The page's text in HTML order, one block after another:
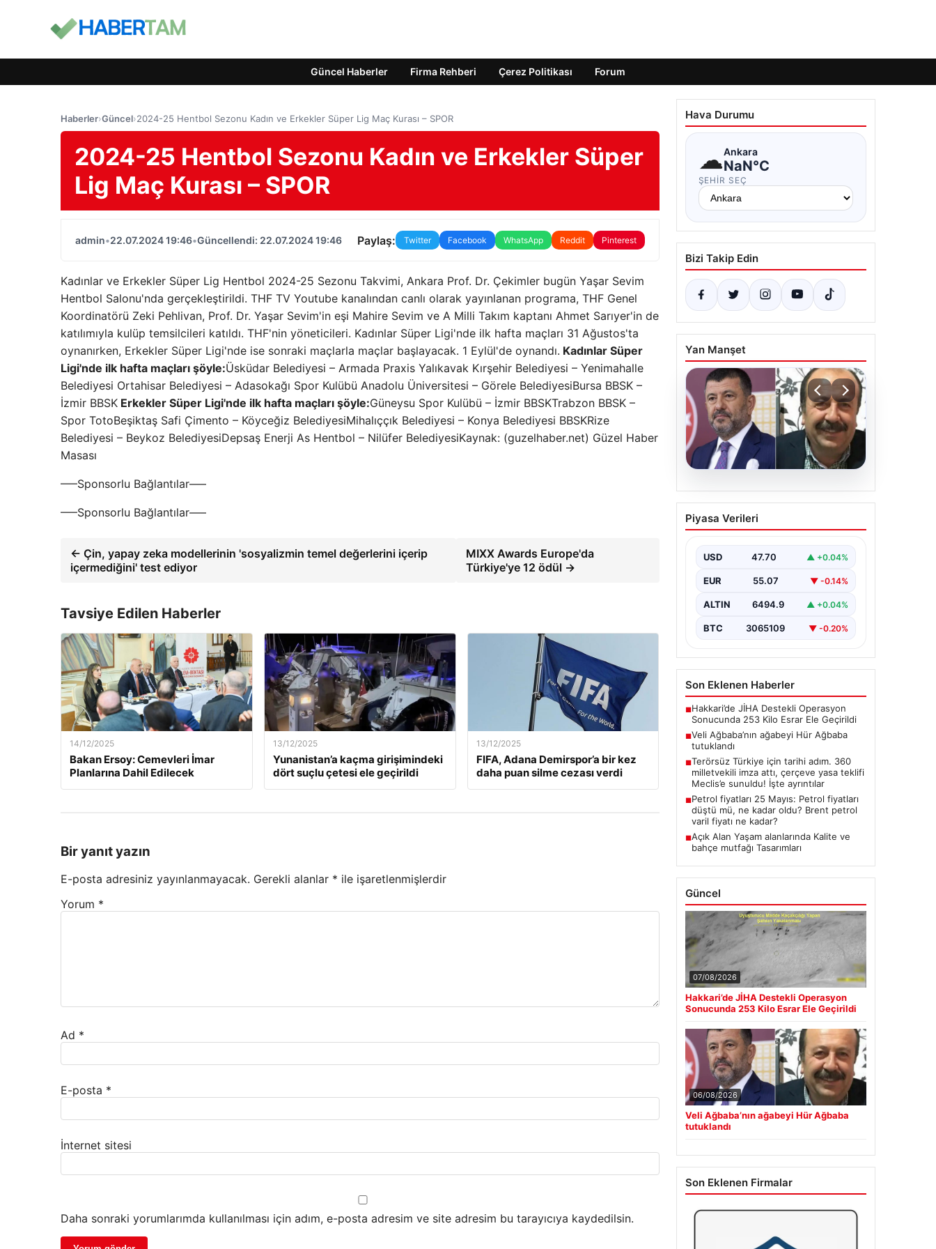
Güncel Haberler Firma Rehberi Çerez Politikası Forum
Haberler›Güncel›2024-25 Hentbol Sezonu Kadın ve Erkekler Süper Lig Maç Kurası – SPOR
2024-25 Hentbol Sezonu Kadın ve Erkekler Süper
Lig Maç Kurası – SPOR
admin•22.07.2024 19:46•Güncellendi: 22.07.2024 19:46 Paylaş: Twitter Facebook WhatsApp Reddit Pinterest
Kadınlar ve Erkekler Süper Lig Hentbol 2024-25 Sezonu Takvimi, Ankara Prof. Dr. Çekimler bugün Yaşar Sevim
Hentbol Salonu'nda gerçekleştirildi. THF TV Youtube kanalından canlı olarak yayınlanan programa, THF Genel
Koordinatörü Zeki Pehlivan, Prof. Dr. Yaşar Sevim'in eşi Mahire Sevim ve A Milli Takım kaptanı Ahmet Sarıyer'in de
katılımıyla kulüp temsilcileri katıldı. THF'nin yöneticileri. Kadınlar Süper Ligi'nde ilk hafta maçları 31 Ağustos'ta
oynanırken, Erkekler Süper Ligi'nde ise sonraki maçlarla maçlar başlayacak. 1 Eylül'de oynandı. Kadınlar Süper
Ligi'nde ilk hafta maçları şöyle:Üsküdar Belediyesi – Armada Praxis Yalıkavak Kırşehir Belediyesi – Yenimahalle
Belediyesi Ortahisar Belediyesi – Adasokağı Spor Kulübü Anadolu Üniversitesi – Görele BelediyesiBursa BBSK –
İzmir BBSK Erkekler Süper Ligi'nde ilk hafta maçları şöyle:Güneysu Spor Kulübü – İzmir BBSKTrabzon BBSK –
Spor TotoBeşiktaş Safi Çimento – Köyceğiz BelediyesiMihalıççık Belediyesi – Konya Belediyesi BBSKRize
Belediyesi – Beykoz BelediyesiDepsaş Enerji As Hentbol – Nilüfer BelediyesiKaynak: (guzelhaber.net) Güzel Haber
Masası
—–Sponsorlu Bağlantılar—–
—–Sponsorlu Bağlantılar—–
← Çin, yapay zeka modellerinin 'sosyalizmin temel değerlerini içerip
içermediğini' test ediyor
MIXX Awards Europe'da
Türkiye'ye 12 ödül →
Tavsiye Edilen Haberler
14/12/2025
Bakan Ersoy: Cemevleri İmar
Planlarına Dahil Edilecek
13/12/2025
Yunanistan’a kaçma girişimindeki
dört suçlu çetesi ele geçirildi
13/12/2025
FIFA, Adana Demirspor’a bir kez
daha puan silme cezası verdi
Bir yanıt yazın
E-posta adresiniz yayınlanmayacak. Gerekli alanlar * ile işaretlenmişlerdir
Yorum *
Ad *
E-posta *
İnternet sitesi
Daha sonraki yorumlarımda kullanılması için adım, e-posta adresim ve site adresim bu tarayıcıya kaydedilsin.
Hava Durumu
☁Ankara
NaN°C
ŞEHIR SEÇ
Bizi Takip Edin
Yan Manşet
06.08.2026
Veli Ağbaba’nın ağabeyi
Hür Ağbaba tutuklandı
Piyasa Verileri
USD 47.70 ▲ +0.04%
EUR 55.07 ▼ -0.14%
ALTIN 6494.9 ▲ +0.04%
BTC 3065109 ▼ -0.20%
Son Eklenen Haberler
■Hakkari’de JİHA Destekli Operasyon
Sonucunda 253 Kilo Esrar Ele Geçirildi
■Veli Ağbaba’nın ağabeyi Hür Ağbaba
tutuklandı
■Terörsüz Türkiye için tarihi adım. 360
milletvekili imza attı, çerçeve yasa teklifi
Meclis’e sunuldu! İşte ayrıntılar
■Petrol fiyatları 25 Mayıs: Petrol fiyatları
düştü mü, ne kadar oldu? Brent petrol
varil fiyatı ne kadar?
■Açık Alan Yaşam alanlarında Kalite ve
bahçe mutfağı Tasarımları
Güncel
07/08/2026
Hakkari’de JİHA Destekli Operasyon
Sonucunda 253 Kilo Esrar Ele Geçirildi
06/08/2026
Veli Ağbaba’nın ağabeyi Hür Ağbaba
tutuklandı
Son Eklenen Firmalar